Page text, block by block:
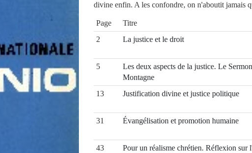
divine enfin. A les confondre, on n'aboutit jamais
Page Titre
2
La justice et le droit
5
Les deux aspects de la justice. Le
Montagne
13
Justification divine et justice politique
31
Évangélisation et promotion humaine
43
Pour un réalisme chrétien. Réflexion sur